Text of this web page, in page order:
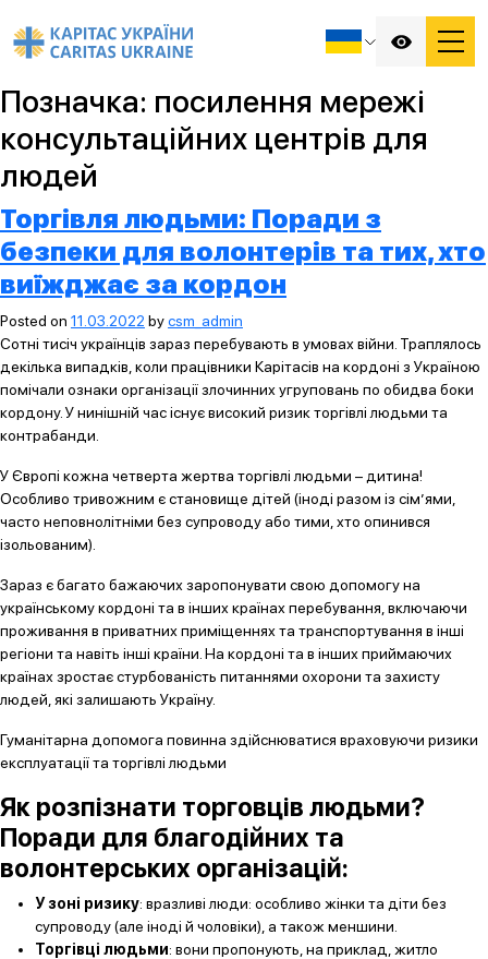
Позначка: посилення мережі
консультаційних центрів для
людей
Торгівля людьми: Поради з
безпеки для волонтерів та тих, хто
виїжджає за кордон
Posted on 11.03.2022 bycsm_admin
Сотні тисіч українців зараз перебувають в умовах війни. Траплялось
декілька випадків, коли працівники Карітасів на кордоні з Україною
помічали ознаки організації злочинних угруповань по обидва боки
кордону. У нинішній час існує високий ризик торгівлі людьми та
контрабанди.
У Європі кожна четверта жертва торгівлі людьми – дитина!
Особливо тривожним є становище дітей (іноді разом із сім’ями,
часто неповнолітніми без супроводу або тими, хто опинився
ізольованим).
Зараз є багато бажаючих заропонувати свою допомогу на
українському кордоні та в інших країнах перебування, включаючи
проживання в приватних приміщеннях та транспортування в інші
регіони та навіть інші країни. На кордоні та в інших приймаючих
країнах зростає стурбованість питаннями охорони та захисту
людей, які залишають Україну.
Гуманітарна допомога повинна здійснюватися враховуючи ризики
експлуатації та торгівлі людьми
Як розпізнати торговців людьми?
Поради для благодійних та
волонтерських організацій:
У зоні ризику: вразливі люди: особливо жінки та діти без
супроводу (але іноді й чоловіки), а також меншини.
Торгівці людьми: вони пропонують, на приклад, житло